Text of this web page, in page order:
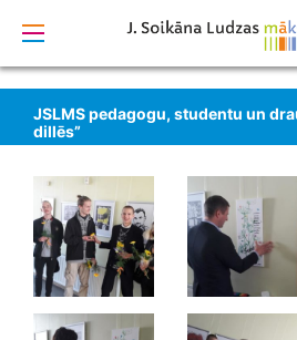
JSLMS pedagogu, studentu un
dillēs”
izstrādāts